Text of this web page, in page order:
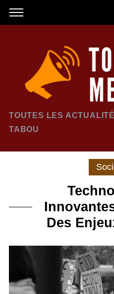
TOUTES LES
TABOU
Des